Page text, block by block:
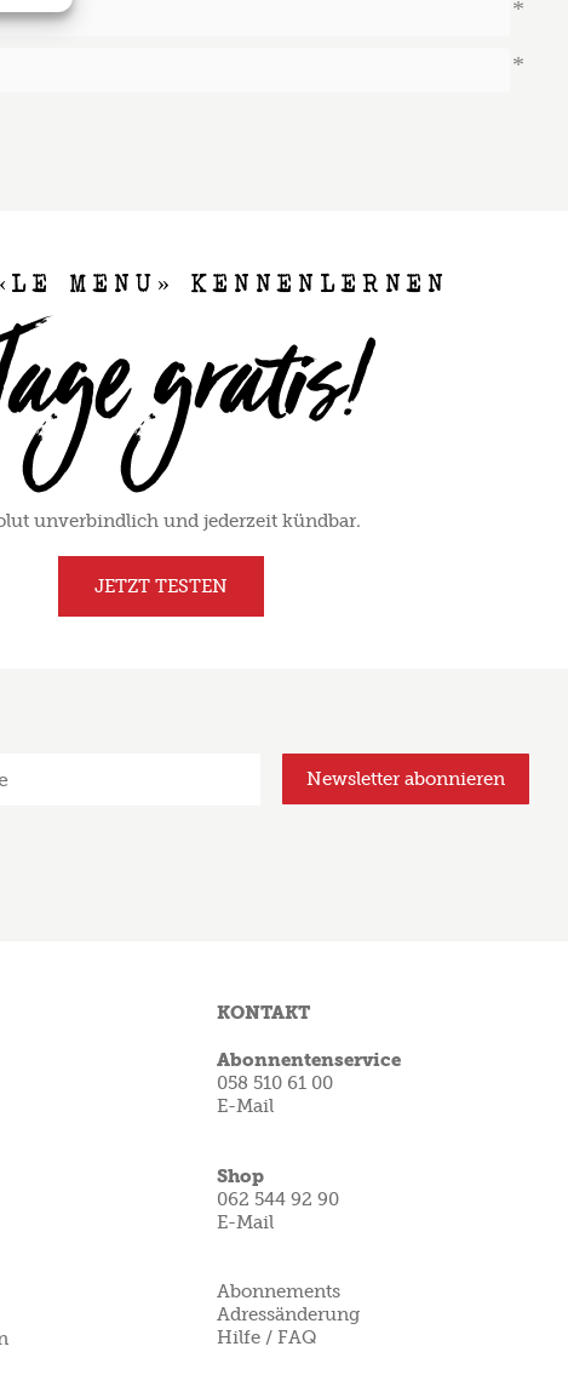
MENU» KENNENLERNEN
unverbindlich und jederzeit kündbar.
JETZT TESTEN
KONTAKT
Abonnentenservice
058 510 61 00
E-Mail
Shop
062 544 92 90
E-Mail
Abonnements
Adressänderung
Hilfe / FAQ